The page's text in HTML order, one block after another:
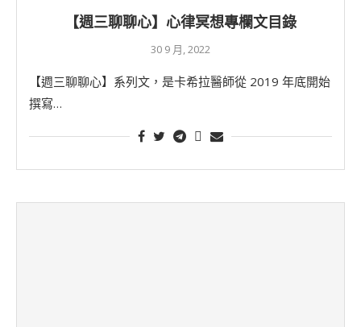
【週三聊聊心】心律冥想專欄文目錄
30 9 月, 2022
【週三聊聊心】系列文，是卡希拉醫師從 2019 年底開始
撰寫…